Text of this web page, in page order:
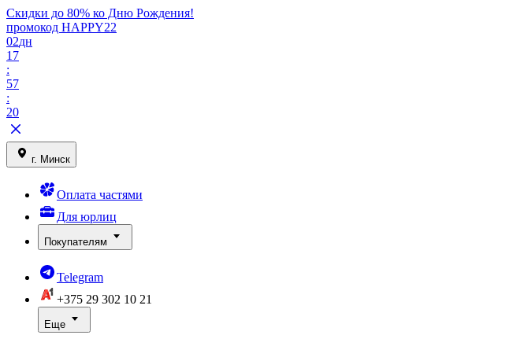
Скидки до 80% ко Дню Рождения!
промокод HAPPY22
02дн
17
:
57
:
20
г. Минск
Оплата частями
Для юрлиц
Покупателям
Telegram
+375 29 302 10 21
Еще